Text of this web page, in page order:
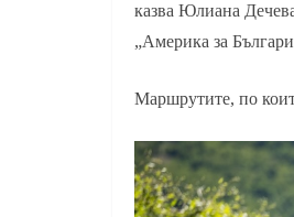
казва Юлиана
„Америка за
Маршрутите, по